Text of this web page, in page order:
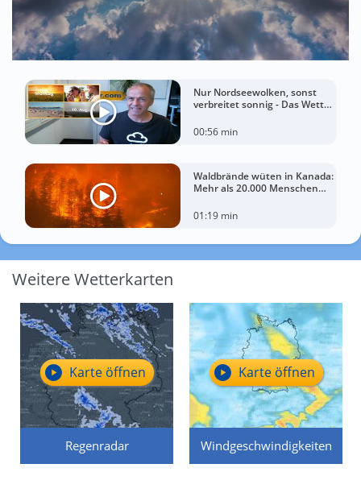
Nur Nordseewolken, sonst
verbreitet sonnig - Das Wetter
00:56 min
Waldbrände wüten in Kanada:
Mehr als 20.000 Menschen
01:19 min
Weitere Wetterkarten
Regenradar
Karte öffnen
Windgeschwindigkeiten
Karte öffnen